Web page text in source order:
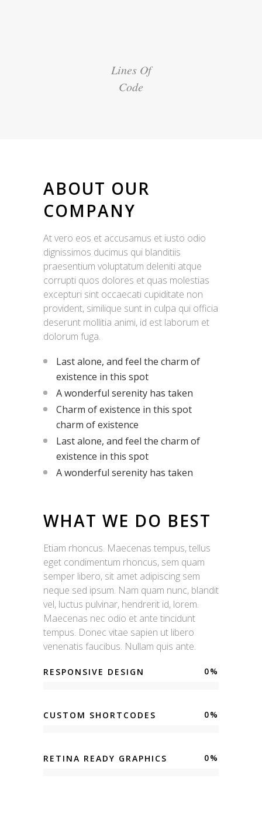
Lines Of
Code
ABOUT OUR
COMPANY
At vero eos et accusamus et iusto odio
dignissimos ducimus qui blanditiis
praesentium voluptatum deleniti atque
corrupti quos dolores et quas molestias
excepturi sint occaecati cupiditate non
provident, similique sunt in culpa qui officia
deserunt mollitia animi, id est laborum et
dolorum fuga.
Last alone, and feel the charm of
existence in this spot
A wonderful serenity has taken
Charm of existence in this spot
charm of existence
Last alone, and feel the charm of
existence in this spot
A wonderful serenity has taken
WHAT WE DO BEST
Etiam rhoncus. Maecenas tempus, tellus
eget condimentum rhoncus, sem quam
semper libero, sit amet adipiscing sem
neque sed ipsum. Nam quam nunc, blandit
vel, luctus pulvinar, hendrerit id, lorem.
Maecenas nec odio et ante tincidunt
tempus. Donec vitae sapien ut libero
venenatis faucibus. Nullam quis ante.
RESPONSIVE DESIGN 0%
CUSTOM SHORTCODES 0%
RETINA READY GRAPHICS 0%